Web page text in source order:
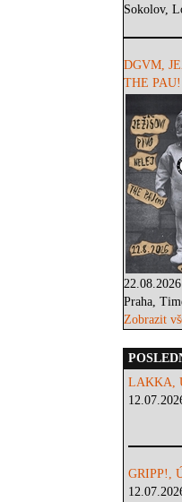
Sokolov,
DGVM,
THE PAU!
Praha,
Zobrazit
LAKKA,
GRIPP!,